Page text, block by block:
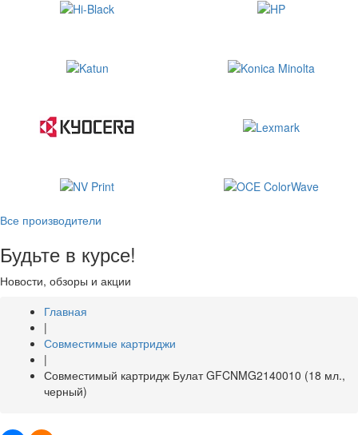
Все производители
Будьте в курсе!
Новости, обзоры и акции
Главная
|
Совместимые картриджи
|
Совместимый картридж Булат GFCNMG2140010 (18 мл.,
черный)